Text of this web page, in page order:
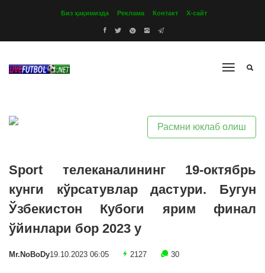
Биз ҳақимизда Реклама Контакт Х-сайт
Расмни юклаб олиш
Sport телеканалининг 19-октябрь
кунги кўрсатувлар дастури. Бугун
Ўзбекистон Кубоги ярим финал
ўйинлари бор 2023 y
Mr.NoBoDy19.10.2023 06:05 2127 30